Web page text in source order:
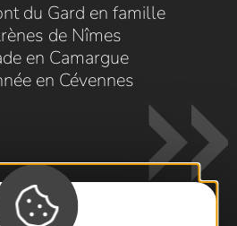
du Gard en famille
de Nîmes
en Camargue
en Cévennes